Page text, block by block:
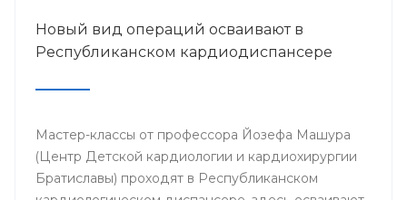
Новый вид операций осваивают в
Республиканском кардиодиспансере
Мастер-классы от профессора Йозефа Машура
(Центр Детской кардиологии и кардиохирургии
Братиславы) проходят в Республиканском